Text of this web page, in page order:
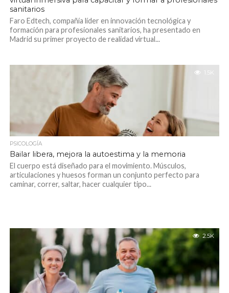
sanitarios
Faro Edtech, compañía líder en innovación tecnológica y
formación para profesionales sanitarios, ha presentado en
Madrid su primer proyecto de realidad virtual...
1.5K
PSICOLOGÍA
Bailar libera, mejora la autoestima y la memoria
El cuerpo está diseñado para el movimiento. Músculos,
articulaciones y huesos forman un conjunto perfecto para
caminar, correr, saltar, hacer cualquier tipo...
2.5K